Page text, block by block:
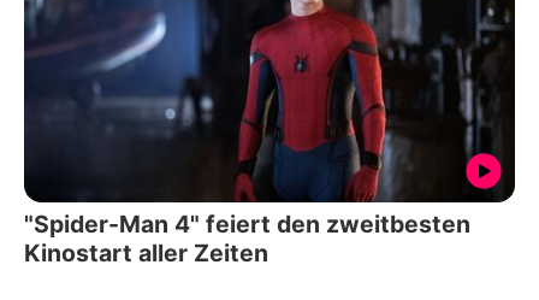
"Spider-Man 4" feiert den zweitbesten
Kinostart aller Zeiten